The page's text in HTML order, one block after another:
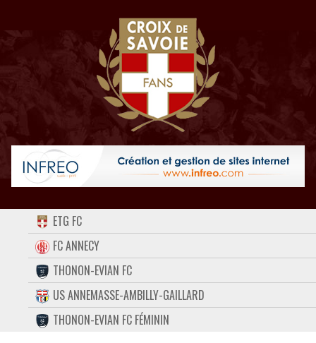
ACCUEIL
FORUM
CONTACT
FACEBOOK
TWITTER
ETG FC
FC ANNECY
THONON-EVIAN FC
US ANNEMASSE-AMBILLY-GAILLARD
THONON-EVIAN FC FÉMININ